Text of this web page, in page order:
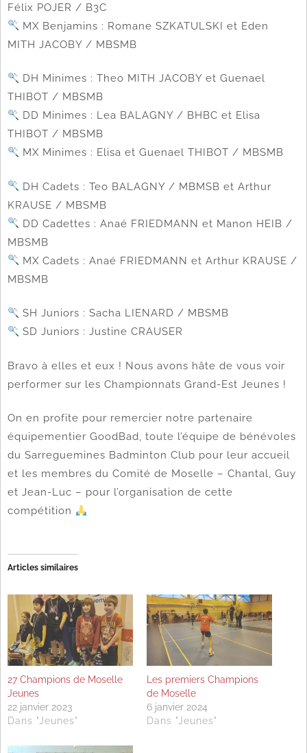
Félix POJER / B3C
MX Benjamins : Romane SZKATULSKI et Eden
MITH JACOBY / MBSMB
DH Minimes : Theo MITH JACOBY et Guenael
THIBOT / MBSMB
DD Minimes : Lea BALAGNY / BHBC et Elisa
THIBOT / MBSMB
MX Minimes : Elisa et Guenael THIBOT / MBSMB
DH Cadets : Teo BALAGNY / MBMSB et Arthur
KRAUSE / MBSMB
DD Cadettes : Anaé FRIEDMANN et Manon HEIB /
MBSMB
MX Cadets : Anaé FRIEDMANN et Arthur KRAUSE /
MBSMB
SH Juniors : Sacha LIENARD / MBSMB
SD Juniors : Justine CRAUSER
Bravo à elles et eux ! Nous avons hâte de vous voir
performer sur les Championnats Grand-Est Jeunes !
On en profite pour remercier notre partenaire
équipementier GoodBad, toute l’équipe de bénévoles
du Sarreguemines Badminton Club pour leur accueil
et les membres du Comité de Moselle – Chantal, Guy
et Jean-Luc – pour l’organisation de cette
compétition
Articles similaires
27 Champions de Moselle
Jeunes
22 janvier 2023
Dans "Jeunes"
Les premiers Champions
de Moselle
6 janvier 2024
Dans "Jeunes"